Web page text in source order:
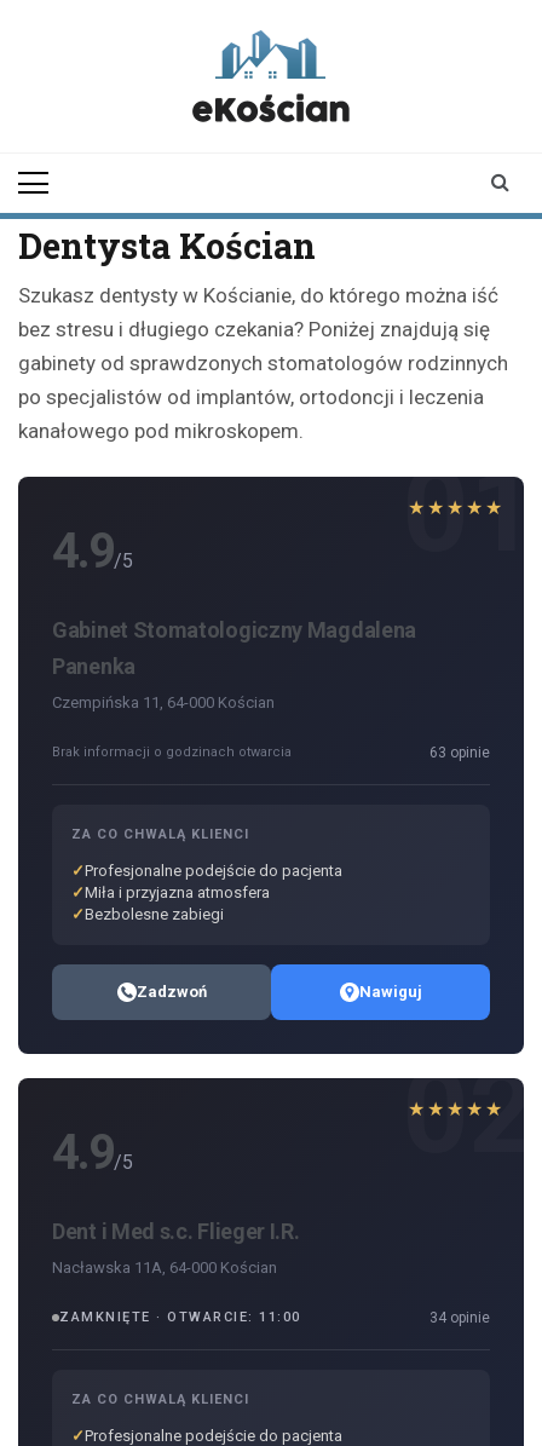
Dentysta Kościan
Szukasz dentysty w Kościanie, do którego można iść
bez stresu i długiego czekania? Poniżej znajdują się
gabinety od sprawdzonych stomatologów rodzinnych
po specjalistów od implantów, ortodoncji i leczenia
kanałowego pod mikroskopem.
01
★★★★★
4.9/5
Gabinet Stomatologiczny Magdalena
Panenka
Czempińska 11, 64-000 Kościan
Brak informacji o godzinach otwarcia 63 opinie
ZA CO CHWALĄ KLIENCI
Profesjonalne podejście do pacjenta
Miła i przyjazna atmosfera
Bezbolesne zabiegi
Zadzwoń Nawiguj
02
★★★★★
4.9/5
Dent i Med s.c. Flieger I.R.
Nacławska 11A, 64-000 Kościan
ZAMKNIĘTE · OTWARCIE: 11:00 34 opinie
ZA CO CHWALĄ KLIENCI
Profesjonalne podejście do pacjenta